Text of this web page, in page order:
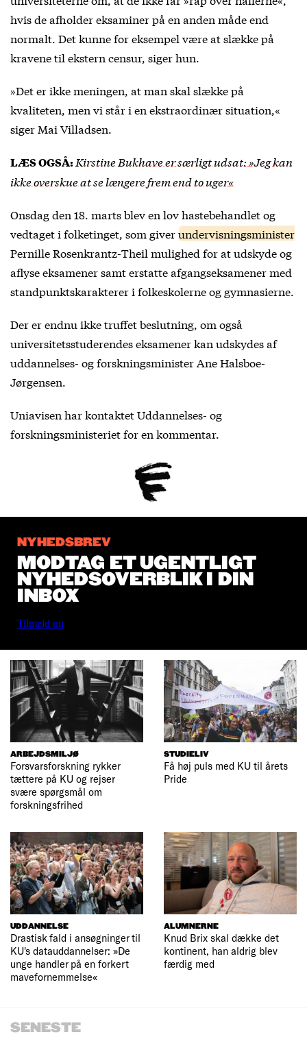
hvis de afholder eksaminer på en anden måde end
normalt. Det kunne for eksempel være at slække på
kravene til ekstern censur, siger hun.
»Det er ikke meningen, at man skal slække på
kvaliteten, men vi står i en ekstraordinær situation,«
siger Mai Villadsen.
LÆS OGSÅ: Kirstine Bukhave er særligt udsat: »Jeg kan
ikke overskue at se længere frem end to uger«
Onsdag den 18. marts blev en lov hastebehandlet og
vedtaget i folketinget, som giverundervisningsminister
Pernille Rosenkrantz-Theil mulighed for at udskyde og
aflyse eksamener samt erstatte afgangseksamener med
standpunktskarakterer i folkeskolerne og gymnasierne.
Der er endnu ikke truffet beslutning, om også
universitetsstuderendes eksamener kan udskydes af
uddannelses- og forskningsminister Ane Halsboe-
Jørgensen.
Uniavisen har kontaktet Uddannelses- og
forskningsministeriet for en kommentar.
NYHEDSBREV
MODTAG ET UGENTLIGT
NYHEDSOVERBLIK I DIN
INBOX
Tilmeld nu
ARBEJDSMILJØ
Forsvarsforskning rykker
tættere på KU og rejser
svære spørgsmål om
forskningsfrihed
STUDIELIV
Få høj puls med KU til årets
Pride
UDDANNELSE
Drastisk fald i ansøgninger til
KU's datauddannelser: »De
unge handler på en forkert
mavefornemmelse«
ALUMNERNE
Knud Brix skal dække det
kontinent, han aldrig blev
færdig med
SENESTE